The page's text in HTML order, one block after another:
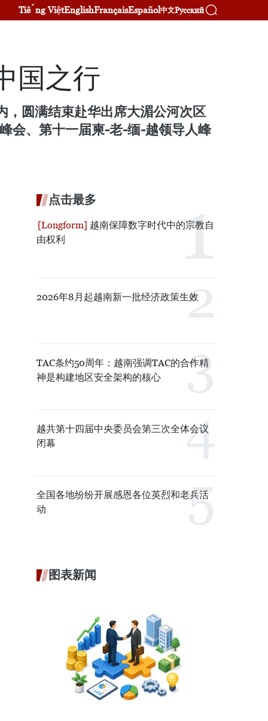
Tiếng ViệtEnglishFrançaisEspañol中文Русский
国之行
，圆满结束赴华出席大湄公河次区
会、第十一届柬-老-缅-越领导人峰
点击最多
越南保障数字时代中的宗教自
由权利
2026年8月起越南新一批经济政策生效
TAC条约50周年：越南强调TAC的合作精
神是构建地区安全架构的核心
越共第十四届中央委员会第三次全体会议
闭幕
全国各地纷纷开展感恩各位英烈和老兵活
动
图表新闻